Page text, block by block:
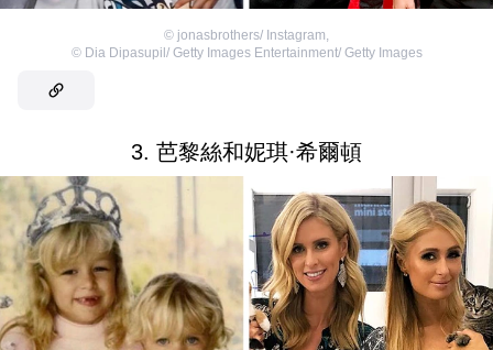
© jonasbrothers/ Instagram
© Dia Dipasupil/ Getty Images Entertainment/ Getty Images
3. 芭黎絲和妮琪·希爾頓